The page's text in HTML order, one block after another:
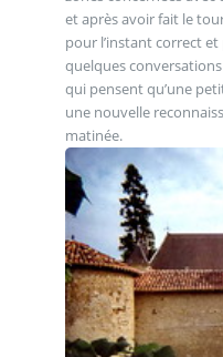
et après avoir fait le
pour l’instant correct
quelques
qui pensent qu’une
une nouvelle
matinée.